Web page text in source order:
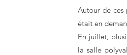
Autour de ces
était en
En juillet,
la salle